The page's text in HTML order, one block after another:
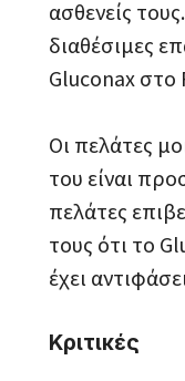
ασθενείς
διαθέσιμες
Gluconax στο
Οι πελάτες
του είναι
πελάτες
τους ότι το
έχει
Κριτικές